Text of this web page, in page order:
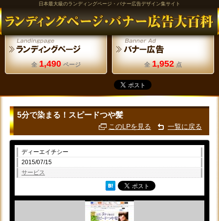
日本最大級のランディングページ・バナー広告デザイン集サイト
全 1,490 ページ 全 1,952 点
5分で染まる！スピードつや髪
このLPを見る 一覧に戻る
ディーエイチシー
2015/07/15
サービス